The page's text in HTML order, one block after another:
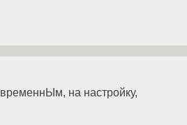
на настройку,